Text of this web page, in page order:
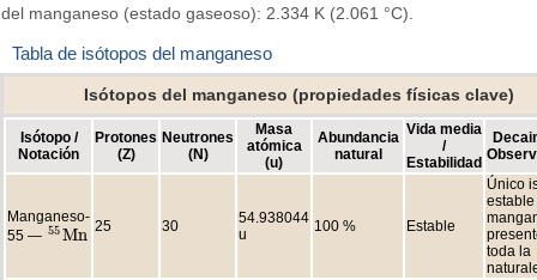
del manganeso (estado gaseoso): 2.334 K (2.061 °C).
Tabla de isótopos del manganeso
Isótopos del manganeso (propiedades físicas clave)
Isótopo /
Notación
Protones
(Z)
Neutrones
(N)
Masa
atómica
(u)
Abundancia
natural
Vida media
/
Estabilidad
Manganeso-
55 — 55Mn
55Mn
25 30
54.938044
u
100 % Estable
Único
toda la